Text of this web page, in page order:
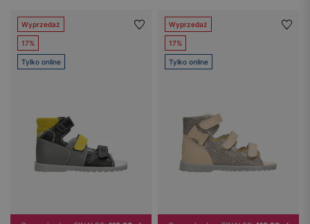
Wyprzedaż
17%
Tylko online
Wyprzedaż
17%
Tylko online